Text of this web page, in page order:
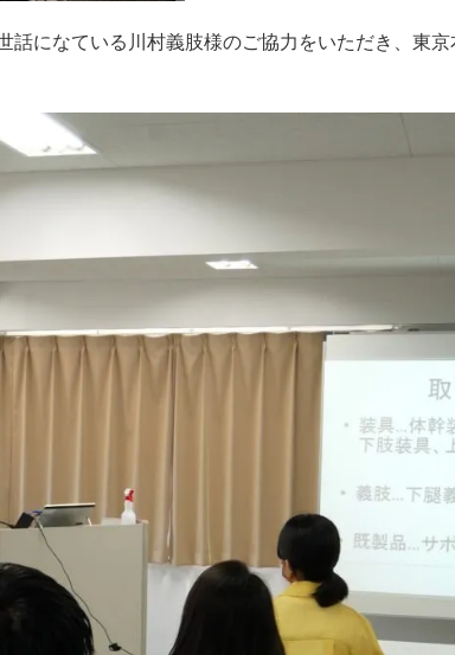
になている川村義肢様のご協力をいただき、東